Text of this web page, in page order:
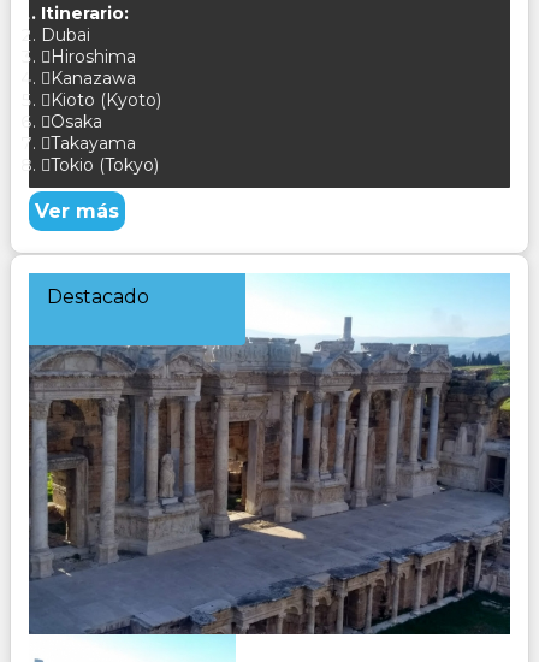
Itinerario:
Dubai
Hiroshima
Kanazawa
Kioto (Kyoto)
Osaka
Takayama
Tokio (Tokyo)
Ver más
Destacado